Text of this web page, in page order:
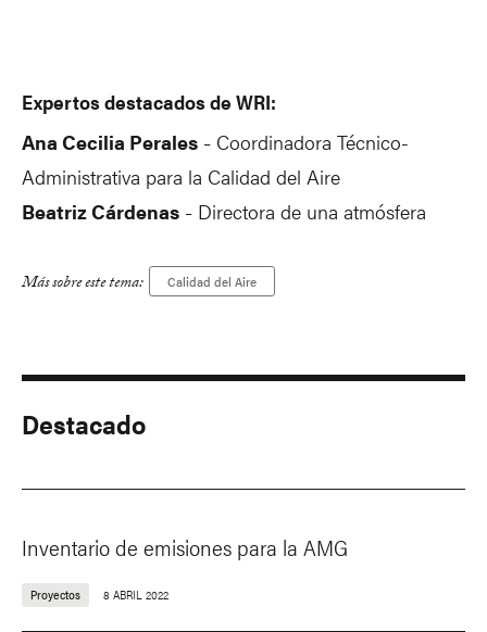
Expertos destacados de WRI:
Ana Cecilia Perales - Coordinadora Técnico-
Administrativa para la Calidad del Aire
Beatriz Cárdenas - Directora de una atmósfera
Más sobre este tema: Calidad del Aire
Destacado
Inventario de emisiones para la AMG
Proyectos 8 ABRIL 2022